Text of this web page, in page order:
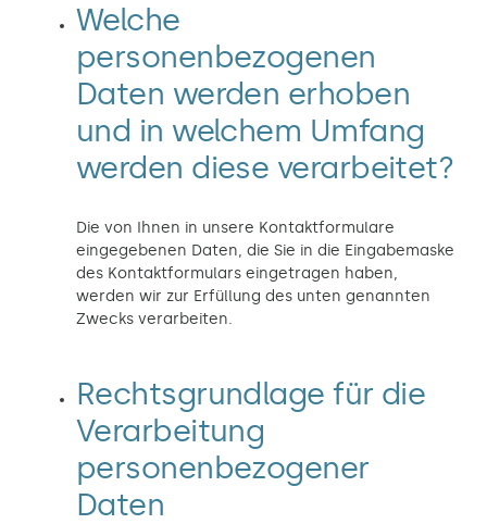
Welche
personenbezogenen
Daten werden erhoben
und in welchem Umfang
werden diese verarbeitet?
Die von Ihnen in unsere Kontaktformulare
eingegebenen Daten, die Sie in die Eingabemaske
des Kontaktformulars eingetragen haben,
werden wir zur Erfüllung des unten genannten
Zwecks verarbeiten.
Rechtsgrundlage für die
Verarbeitung
personenbezogener
Daten